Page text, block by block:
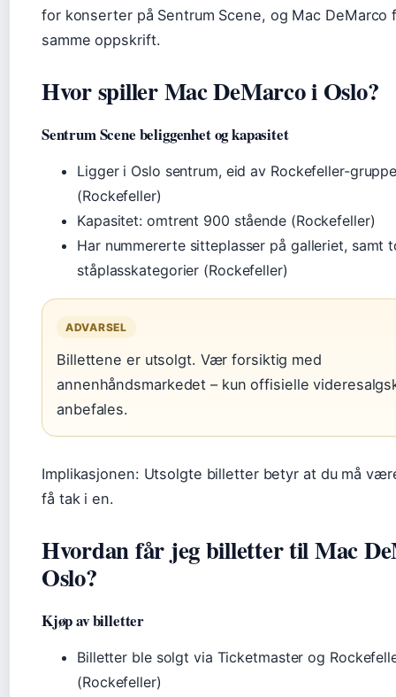
for konserter på Sentrum Scene, og Mac DeMarco
samme oppskrift.
Hvor spiller Mac DeMarco i Oslo?
Sentrum Scene beliggenhet og kapasitet
Ligger i Oslo sentrum, eid av Rockefeller-
(Rockefeller)
Kapasitet: omtrent 900 stående (Rockefeller)
Har nummererte sitteplasser på galleriet, samt
ståplasskategorier (Rockefeller)
ADVARSEL
Billettene er utsolgt. Vær forsiktig med
annenhåndsmarkedet – kun offisielle
anbefales.
Implikasjonen: Utsolgte billetter betyr at du må
få tak i en.
Hvordan får jeg billetter til Mac
Oslo?
Kjøp av billetter
Billetter ble solgt via Ticketmaster og
(Rockefeller)